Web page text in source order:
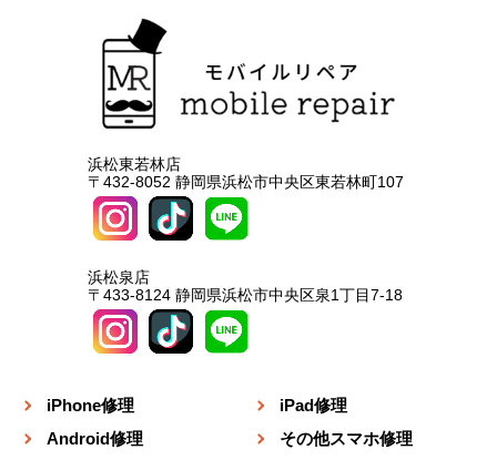
浜松東若林店
〒432-8052 静岡県浜松市中央区東若林町107
浜松泉店
〒433-8124 静岡県浜松市中央区泉1丁目7-18
iPhone修理
iPad修理
Android修理
その他スマホ修理